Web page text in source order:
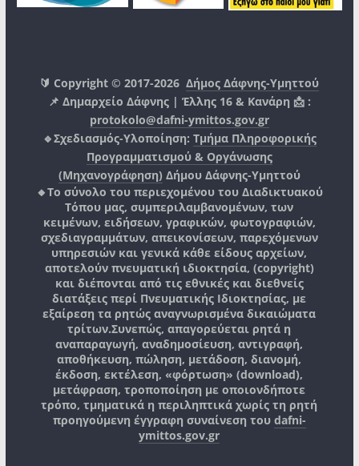
🔰 Copyright © 2017-2026Δήμος Δάφνης-Υμηττού
📌 Δημαρχείο Δάφνης | Έλλης 16 & Κανάρη 📩 :
protokolo@dafni-ymittos.gov.gr
🔹Σχεδιασμός-Υλοποίηση: Τμήμα Πληροφορικής
Προγραμματισμού & Οργάνωσης
(Μηχανογράφηση) Δήμου Δάφνης-Υμηττού
🔸Το σύνολο του περιεχομένου του Διαδικτυακού
Τόπου μας, συμπεριλαμβανομένων, των
κειμένων, ειδήσεων, γραφικών, φωτογραφιών,
σχεδιαγραμμάτων, απεικονίσεων, παρεχόμενων
υπηρεσιών και γενικά κάθε είδους αρχείων,
αποτελούν πνευματική ιδιοκτησία, (copyright)
και διέπονται από τις εθνικές και διεθνείς
διατάξεις περί Πνευματικής Ιδιοκτησίας, με
εξαίρεση τα ρητώς αναγνωρισμένα δικαιώματα
τρίτων.Συνεπώς, απαγορεύεται ρητά η
αναπαραγωγή, αναδημοσίευση, αντιγραφή,
αποθήκευση, πώληση, μετάδοση, διανομή,
έκδοση, εκτέλεση, «φόρτωση» (download),
μετάφραση, τροποποίηση με οποιονδήποτε
τρόπο, τμηματικά η περιληπτικά χωρίς τη ρητή
προηγούμενη έγγραφη συναίνεση του dafni-
ymittos.gov.gr